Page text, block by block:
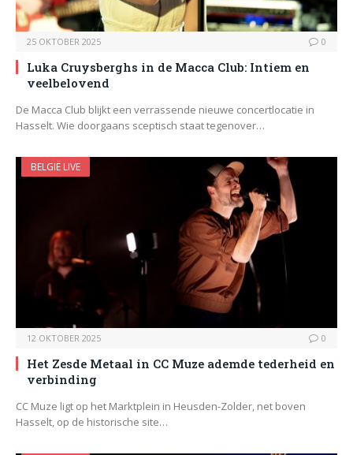
25 OKTOBER 2025 0
Luka Cruysberghs in de Macca Club: Intiem en
veelbelovend
De Macca Club blijkt een verrassende nieuwe concertlocatie in
Hasselt. Wie doorgaans sceptisch staat tegenover…
BELGIË LIVE
12 OKTOBER 2025 0
Het Zesde Metaal in CC Muze ademde tederheid en
verbinding
CC Muze ligt op het Marktplein in Heusden-Zolder, net boven
Hasselt, op de historische site…